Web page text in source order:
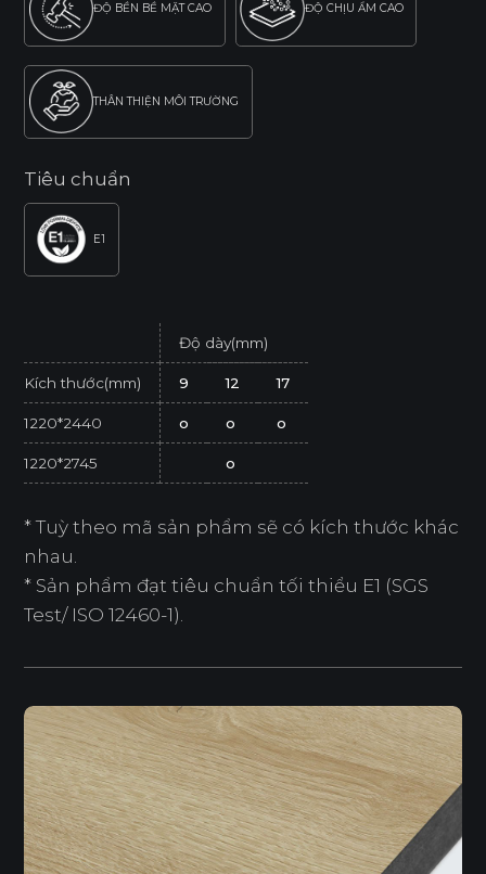
ĐỘ BỀN BỀ MẶT CAO ĐỘ CHỊU ẨM CAO
THÂN THIỆN MÔI TRƯỜNG
Tiêu chuẩn
E1
Độ dày(mm)
Kích thước(mm) 9 12 17
1220*2440 o o o
1220*2745 o
* Tuỳ theo mã sản phẩm sẽ có kích thước khác
nhau.
* Sản phẩm đạt tiêu chuẩn tối thiểu E1 (SGS
Test/ ISO 12460-1).